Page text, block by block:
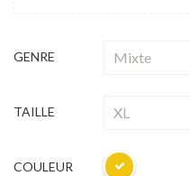
GENRE
TAILLE
COULEUR